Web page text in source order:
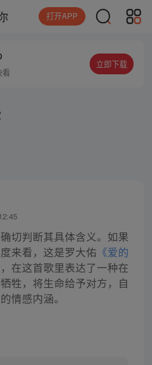
打开APP
看
立即下载
切判断其具体含义。如果
来看，这是罗大佑 《爱的
在这首歌里表达了一种在
牲，将生命给予对方，自
情感内涵。